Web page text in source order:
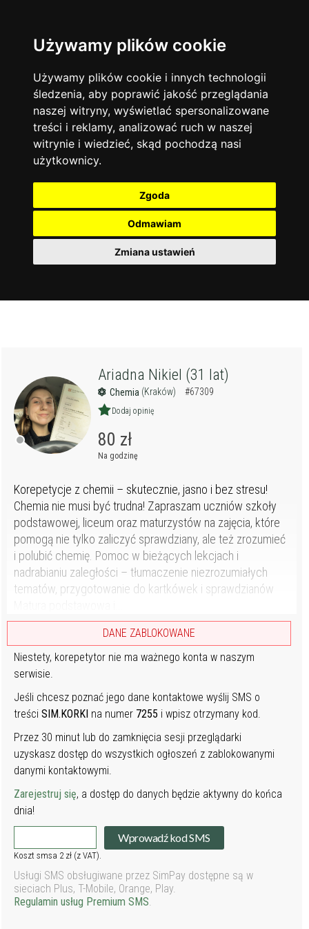
Używamy plików cookie
Używamy plików cookie i innych technologii
śledzenia, aby poprawić jakość przeglądania
naszej witryny, wyświetlać spersonalizowane
treści i reklamy, analizować ruch w naszej
witrynie i wiedzieć, skąd pochodzą nasi
użytkownicy.
Zgoda
Odmawiam
Zmiana ustawień
Język angielski 13744
Matematyka 12928
Chemia 4886
Język niemiecki 4307
Język polski 3426
Fizyka
Język francuski
Warszawa
Korepetycje
Online
14837
Kraków 7753
Wrocław
Łódź 3513
Gdańsk 2075
Ariadna Nikiel (31 lat)
Chemia (Kraków) #67309
Dodaj opinię
80 zł
Na godzinę
Korepetycje z chemii – skutecznie, jasno i bez stresu!
Chemia nie musi być trudna! Zapraszam uczniów szkoły
podstawowej, liceum oraz maturzystów na zajęcia, które
pomogą nie tylko zaliczyć sprawdziany, ale też zrozumieć
i polubić chemię. Pomoc w bieżących lekcjach i
nadrabianiu zaległości – tłumaczenie niezrozumiałych
tematów, przygotowanie do kartkówek i sprawdzianów
DANE ZABLOKOWANE
Niestety, korepetytor nie ma ważnego konta w naszym
serwisie.
Jeśli chcesz poznać jego dane kontaktowe wyślij SMS o
treściSIM.KORKI na numer 7255 i wpisz otrzymany kod.
Przez 30 minut lub do zamknięcia sesji przeglądarki
uzyskasz dostęp do wszystkich ogłoszeń z zablokowanymi
danymi kontaktowymi.
Zarejestruj się, a dostęp do danych będzie aktywny do końca
dnia!
Wprowadź kod SMS
Koszt smsa 2 zł (z VAT).
Usługi SMS obsługiwane przez SimPay dostępne są w
sieciach Plus, T-Mobile, Orange, Play.
Regulamin usług Premium SMS.